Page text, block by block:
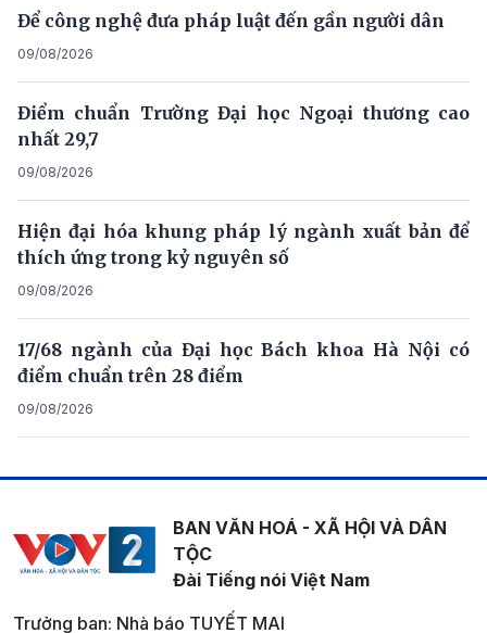
Để công nghệ đưa pháp luật đến gần người dân
09/08/2026
Điểm chuẩn Trường Đại học Ngoại thương cao
nhất 29,7
09/08/2026
Hiện đại hóa khung pháp lý ngành xuất bản để
thích ứng trong kỷ nguyên số
09/08/2026
17/68 ngành của Đại học Bách khoa Hà Nội có
điểm chuẩn trên 28 điểm
09/08/2026
BAN VĂN HOÁ - XÃ HỘI VÀ DÂN
TỘC
Đài Tiếng nói Việt Nam
Trưởng ban: Nhà báo TUYẾT MAI